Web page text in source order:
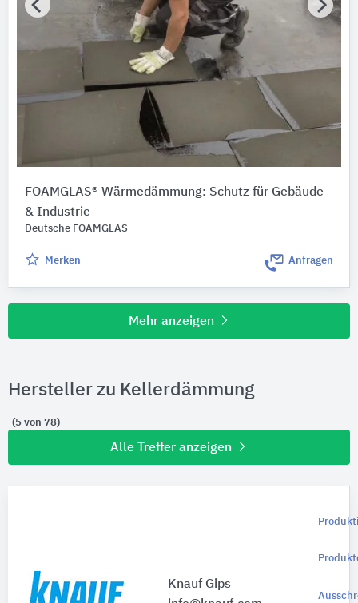
FOAMGLAS® Wärmedämmung: Schutz für Gebäude
& Industrie
Deutsche FOAMGLAS
Merken Anfragen
Mehr anzeigen
Hersteller zu Kellerdämmung
(5 von 78)
Alle Treffer anzeigen
Knauf Gips